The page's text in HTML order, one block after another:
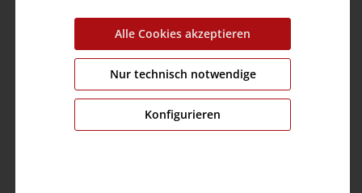
Knit Hat
Alle Cookies akzeptieren
Nur technisch notwendige
Konfigurieren